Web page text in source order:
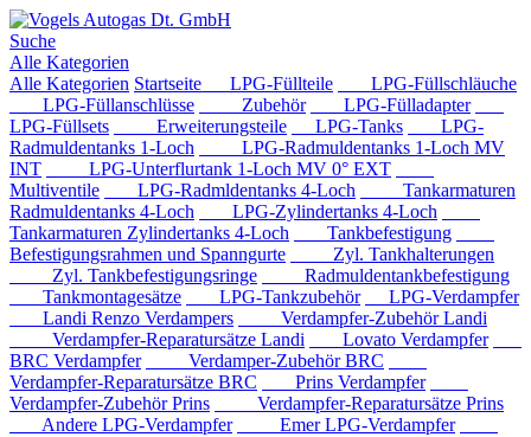
Suche
Alle Kategorien
Alle Kategorien Startseite LPG-Füllteile
LPG-Füllschläuche
LPG-Füllanschlüsse
Zubehör
LPG-Fülladapter
LPG-Füllsets
Erweiterungsteile LPG-Tanks
LPG-
Radmuldentanks 1-Loch
LPG-Radmuldentanks 1-Loch MV
INT
LPG-Unterflurtank 1-Loch MV 0° EXT
Multiventile
LPG-Radmldentanks 4-Loch
Tankarmaturen
Radmuldentanks 4-Loch
LPG-Zylindertanks 4-Loch
Tankarmaturen Zylindertanks 4-Loch
Tankbefestigung
Befestigungsrahmen und Spanngurte
Zyl. Tankhalterungen
Zyl. Tankbefestigungsringe
Radmuldentankbefestigung
Tankmontagesätze
LPG-Tankzubehör
LPG-Verdampfer
Landi Renzo Verdampers
Verdampfer-Zubehör Landi
Verdampfer-Reparatursätze Landi
Lovato Verdampfer
BRC Verdampfer
Verdamper-Zubehör BRC
Verdampfer-Reparatursätze BRC
Prins Verdampfer
Verdampfer-Zubehör Prins
Verdampfer-Reparatursätze Prins
Andere LPG-Verdampfer
Emer LPG-Verdampfer